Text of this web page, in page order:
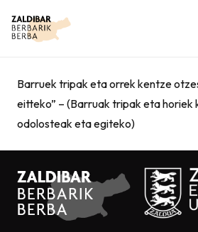
Barruek tripak eta orrek kentze
eitteko” – (Barruak tripak eta horiek
odolosteak eta egiteko)